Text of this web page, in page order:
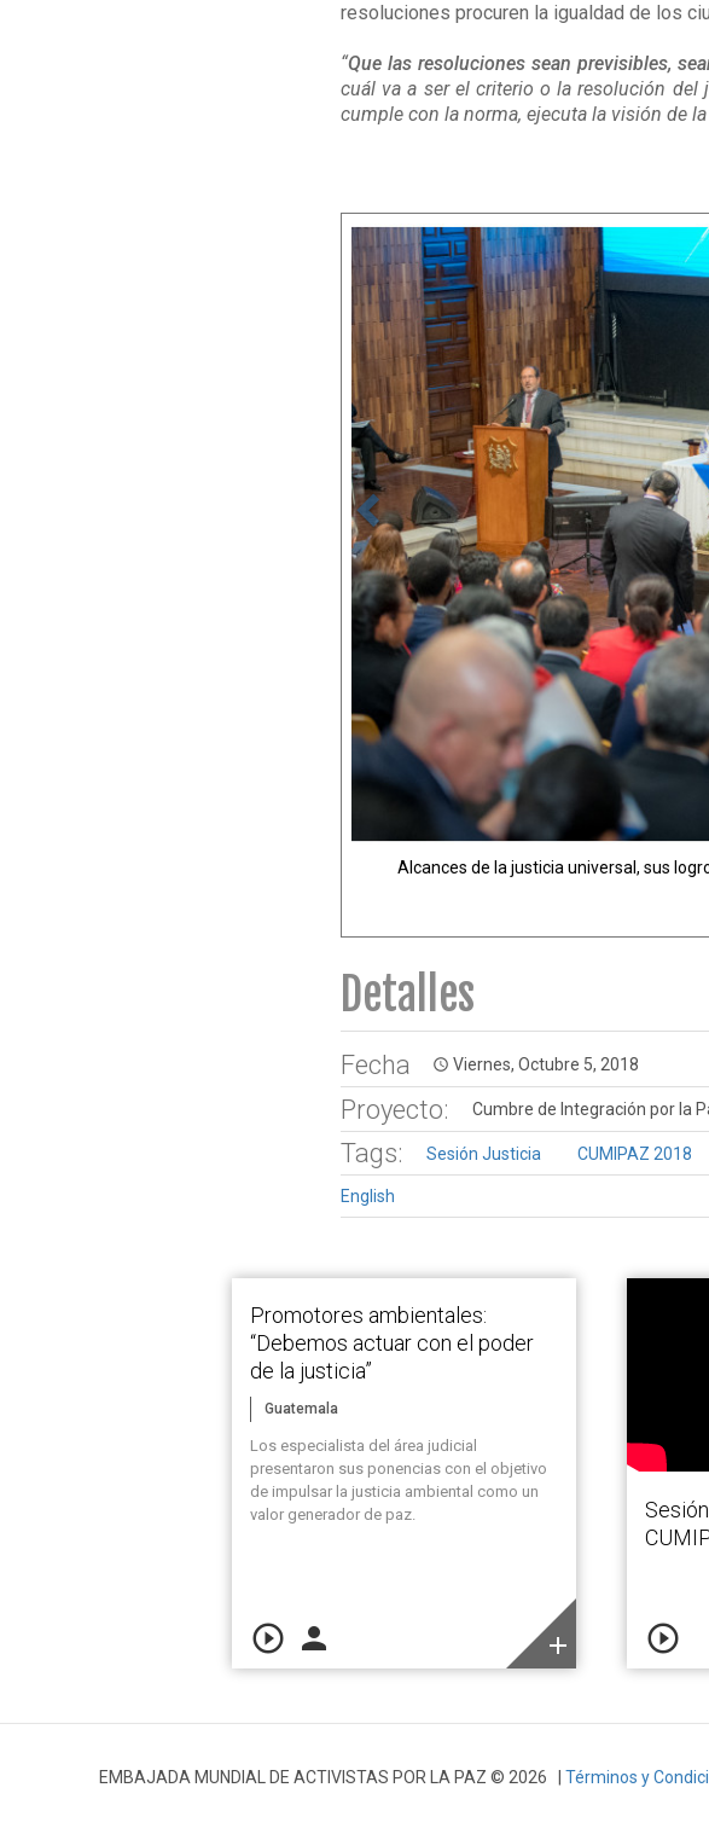
resoluciones procuren la igualdad de los
“Que las resoluciones sean previsibles,
cuál va a ser el criterio o la resolución del
cumple con la norma, ejecuta la visión de
De Izq. a Der. Antoine Kesia-Mbe
Anterior
Detalles
Fecha access_time Viernes, Octubre 5, 2018
Proyecto: Cumbre de Integración por la
Tags: Sesión Justicia CUMIPAZ 2018
English
Promotores ambientales:
“Debemos actuar con el poder
de la justicia”
Guatemala
Los especialista del área judicial
presentaron sus ponencias con el objetivo
de impulsar la justicia ambiental como un
valor generador de paz.
play_circle_outline person add play_circle_outline
EMBAJADA MUNDIAL DE ACTIVISTAS POR LA PAZ © 2026 | Términos y